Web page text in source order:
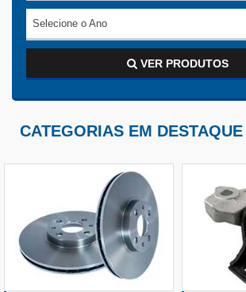
Selecione o Ano
VER PRODUTOS
CATEGORIAS EM DESTAQUE